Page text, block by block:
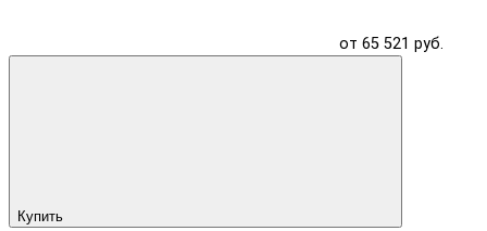
от 65 521 руб.
Купить